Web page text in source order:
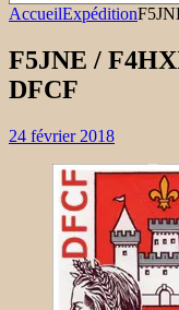
AccueilExpédition
F5JNE /
DFCF
24 février 2018